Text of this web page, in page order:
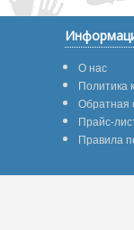
О нас
Политика
Обратная
Прайс-
Правила